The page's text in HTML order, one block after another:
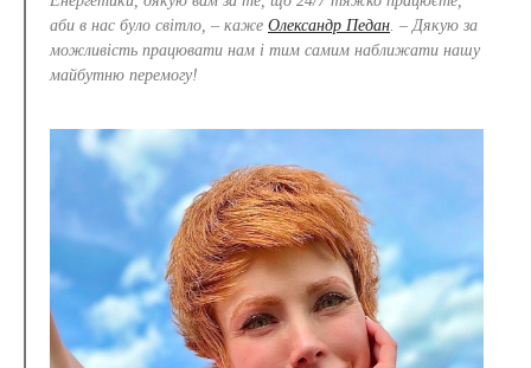
аби в нас було світло, – каже Олександр Педан . – Дякую за
можливість працювати нам і тим самим наближати нашу
майбутню перемогу!